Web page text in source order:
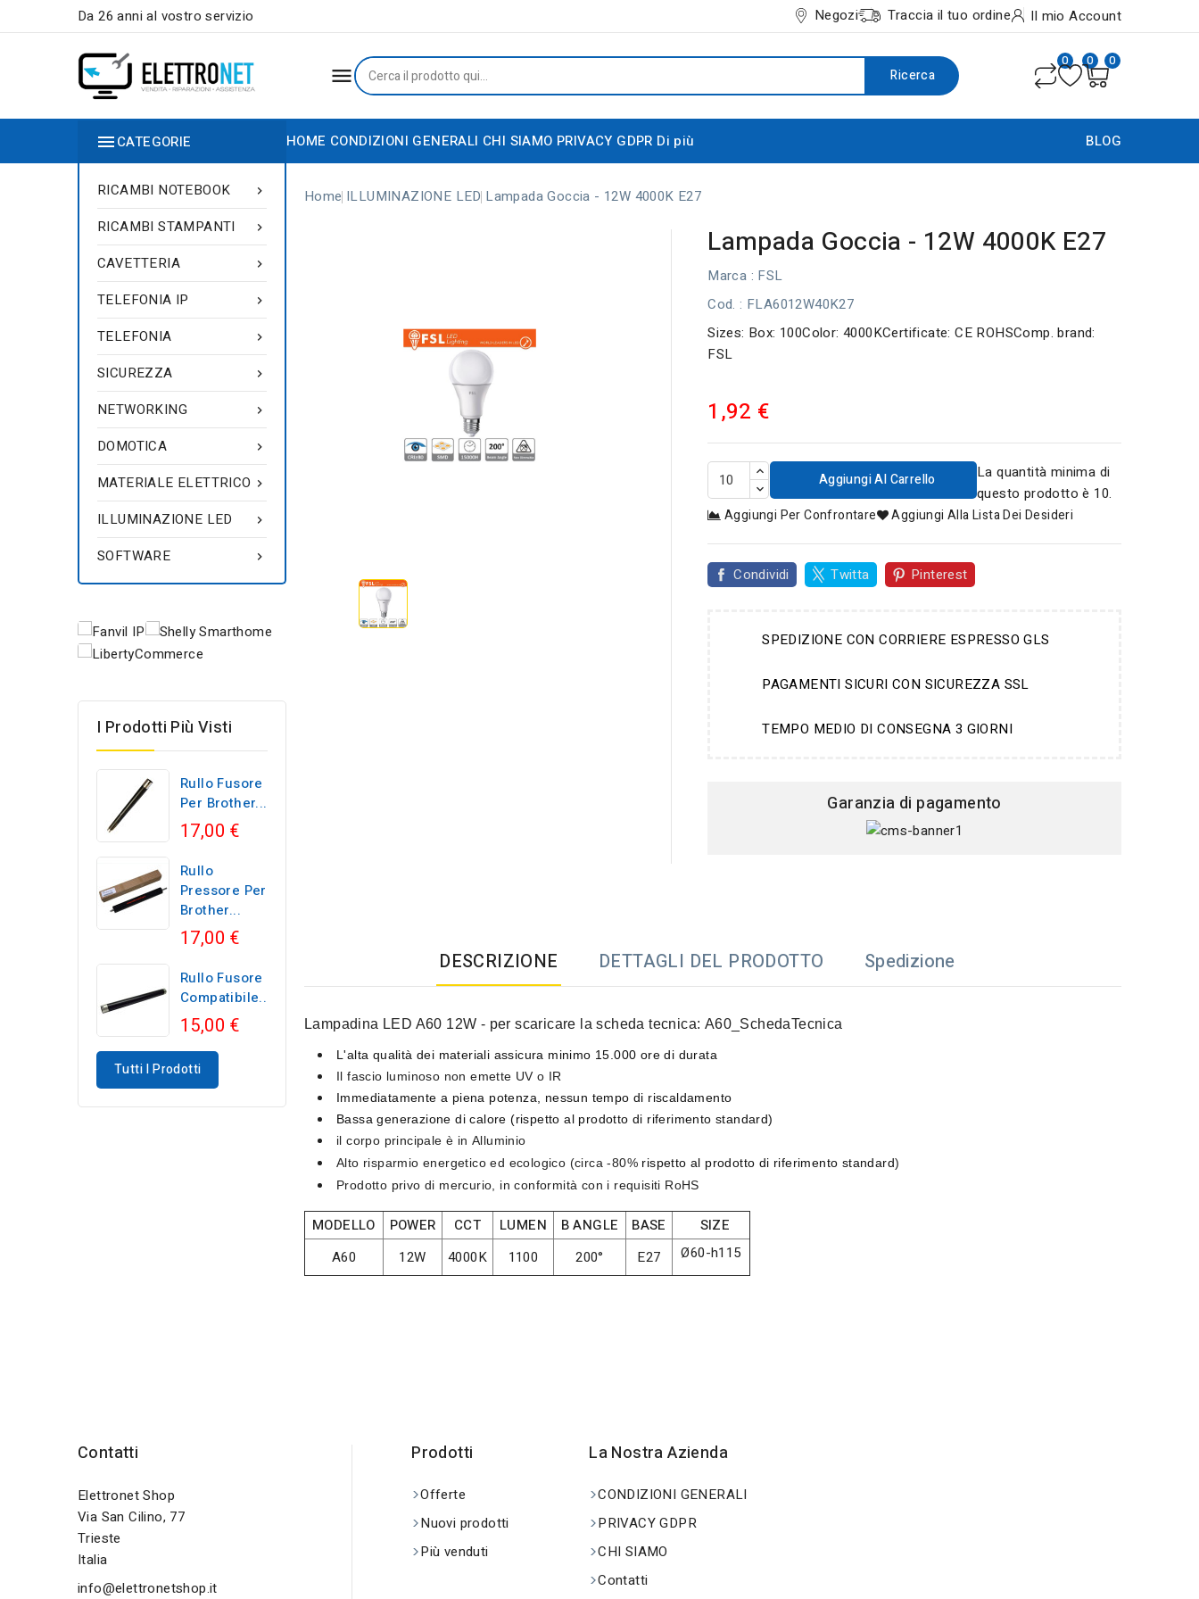
Da 26 anni al vostro servizio Negozi Traccia il tuo ordine Il mio Account
 Ricerca
0 0 0
HOME CONDIZIONI GENERALI CHI SIAMO PRIVACY GDPR Di più BLOG
CATEGORIE

RICAMBI NOTEBOOK

RICAMBI STAMPANTI

CAVETTERIA

TELEFONIA IP

TELEFONIA

SICUREZZA

NETWORKING

DOMOTICA

MATERIALE ELETTRICO

ILLUMINAZIONE LED

SOFTWARE
I Prodotti Più Visti
Rullo Fusore
Per Brother...
17,00 €
Rullo
Pressore Per
Brother...
17,00 €
Rullo Fusore
Compatibile...
15,00 €
Tutti I Prodotti
Home ILLUMINAZIONE LED Lampada Goccia - 12W 4000K E27
Lampada Goccia - 12W 4000K E27
Marca : FSL
Cod. : FLA6012W40K27
Sizes: Box: 100Color: 4000KCertificate: CE ROHSComp. brand:
FSL
1,92 €
Aggiungi Al Carrello
La quantità minima di
questo prodotto è 10.
Aggiungi Per Confrontare Aggiungi Alla Lista Dei Desideri
Condividi Twitta Pinterest
SPEDIZIONE CON CORRIERE ESPRESSO GLS
PAGAMENTI SICURI CON SICUREZZA SSL
TEMPO MEDIO DI CONSEGNA 3 GIORNI
Garanzia di pagamento
DESCRIZIONE DETTAGLI DEL PRODOTTO Spedizione
Lampadina LED A60 12W - per scaricare la scheda tecnica: A60_SchedaTecnica
L'alta qualità dei materiali assicura minimo 15.000 ore di durata
Il fascio luminoso non emette UV o IR
Immediatamente a piena potenza, nessun tempo di riscaldamento
Bassa generazione di calore (rispetto al prodotto di riferimento standard)
il corpo principale è in Alluminio
Alto risparmio energetico ed ecologico (circa -80% rispetto al prodotto di riferimento standard)
Prodotto privo di mercurio, in conformità con i requisiti RoHS
MODELLO POWER CCT LUMEN B ANGLE BASE
SIZE
A60
12W 4000K 1100 200° E27 Ø60-h115
Contatti
Elettronet Shop
Via San Cilino, 77
Trieste
Italia
info@elettronetshop.it
Prodotti
Offerte
Nuovi prodotti
Più venduti
La Nostra Azienda
CONDIZIONI GENERALI
PRIVACY GDPR
CHI SIAMO
Contatti